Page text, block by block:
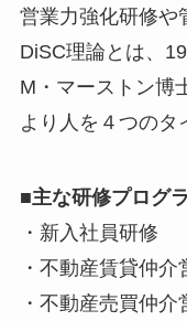
営業力強化研修や
DiSC理論とは、
M・マーストン博
より人を４つのタ
■主な研修プログ
・新入社員研修
・不動産賃貸仲介
・不動産売買仲介